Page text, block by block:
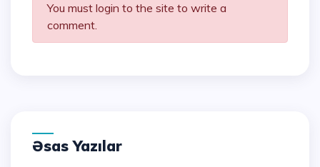
You must login to the site to write a
comment.
Əsas Yazılar